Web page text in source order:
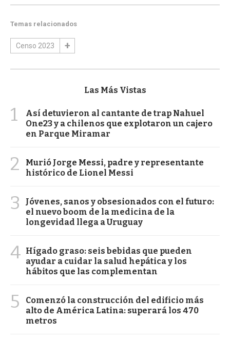
Temas relacionados
Censo 2023
Las Más Vistas
1
Así detuvieron al cantante de trap Nahuel
One23 y a chilenos que explotaron un cajero
en Parque Miramar
2
Murió Jorge Messi, padre y representante
histórico de Lionel Messi
3
Jóvenes, sanos y obsesionados con el futuro:
el nuevo boom de la medicina de la
longevidad llega a Uruguay
4 Hígado graso: seis bebidas que pueden
ayudar a cuidar la salud hepática y los
hábitos que las complementan
5
Comenzó la construcción del edificio más
alto de América Latina: superará los 470
metros